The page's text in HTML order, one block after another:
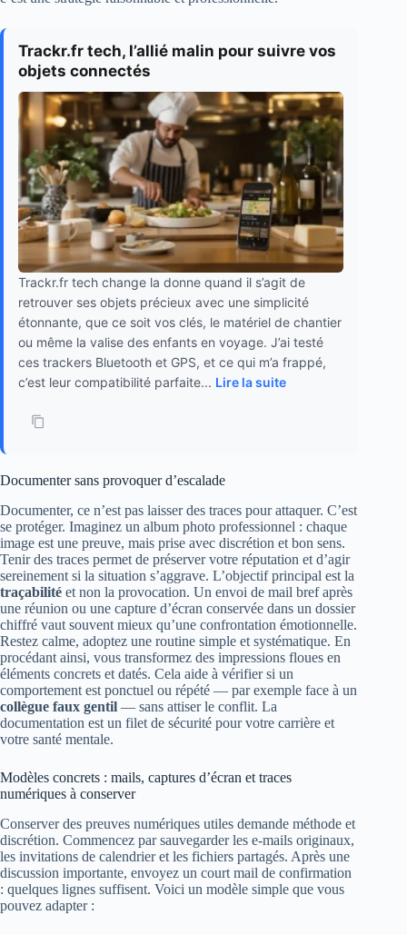
Trackr.fr tech, l’allié malin pour suivre vos
objets connectés
Trackr.fr tech change la donne quand il s’agit de
retrouver ses objets précieux avec une simplicité
étonnante, que ce soit vos clés, le matériel de chantier
ou même la valise des enfants en voyage. J’ai testé
ces trackers Bluetooth et GPS, et ce qui m’a frappé,
c’est leur compatibilité parfaite... Lire la suite
Documenter sans provoquer d’escalade
Documenter, ce n’est pas laisser des traces pour attaquer. C’est
se protéger. Imaginez un album photo professionnel : chaque
image est une preuve, mais prise avec discrétion et bon sens.
Tenir des traces permet de préserver votre réputation et d’agir
sereinement si la situation s’aggrave. L’objectif principal est la
traçabilité et non la provocation. Un envoi de mail bref après
une réunion ou une capture d’écran conservée dans un dossier
chiffré vaut souvent mieux qu’une confrontation émotionnelle.
Restez calme, adoptez une routine simple et systématique. En
procédant ainsi, vous transformez des impressions floues en
éléments concrets et datés. Cela aide à vérifier si un
comportement est ponctuel ou répété — par exemple face à un
collègue faux gentil — sans attiser le conflit. La
documentation est un filet de sécurité pour votre carrière et
votre santé mentale.
Modèles concrets : mails, captures d’écran et traces
numériques à conserver
Conserver des preuves numériques utiles demande méthode et
discrétion. Commencez par sauvegarder les e‑mails originaux,
les invitations de calendrier et les fichiers partagés. Après une
discussion importante, envoyez un court mail de confirmation
: quelques lignes suffisent. Voici un modèle simple que vous
pouvez adapter :